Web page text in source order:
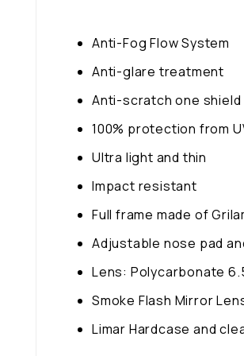
Anti-Fog Flow System
Anti-glare treatment
Anti-scratch one shield
100% protection from
Ultra light and thin
Impact resistant
Full frame made of
Adjustable nose pad
Lens: Polycarbonate
Smoke Flash Mirror
Limar Hardcase and